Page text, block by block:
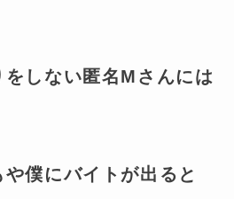
しない匿名Mさんには
僕にバイトが出ると